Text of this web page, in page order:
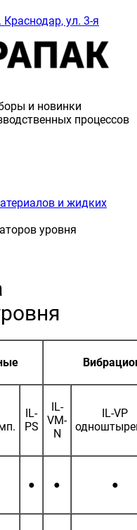
ул. 3-я
и новинки
процессов
и жидких
уровня
IL-
PS
IL-
VM-
N
IL-VP
● ● ●